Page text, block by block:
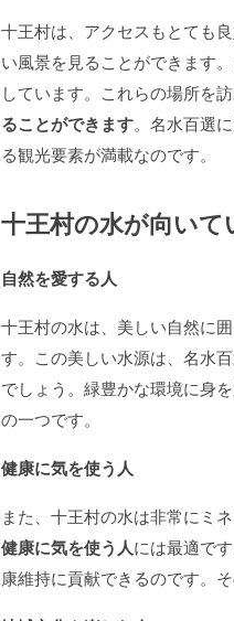
十王村は、アクセスもとても
い風景を見ることができます
しています。これらの場所を訪
ることができます。名水百選
る観光要素が満載なのです。
十王村の水が向いて
自然を愛する人
十王村の水は、美しい自然に
す。この美しい水源は、名水
でしょう。緑豊かな環境に身
の一つです。
健康に気を使う人
また、十王村の水は非常にミ
健康に気を使う人には最適で
康維持に貢献できるのです。